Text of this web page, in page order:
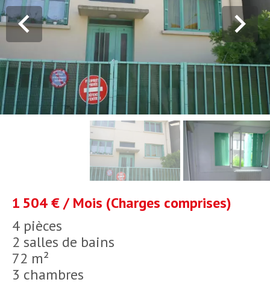
4 pièces
2 salles de bains
72 m²
3 chambres
1 504 € / Mois (Charges comprises)